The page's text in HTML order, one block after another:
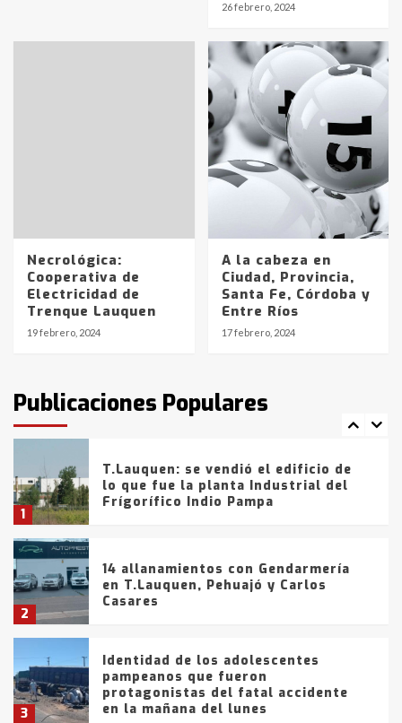
26 febrero, 2024
Necrológica:
Cooperativa de
Electricidad de
Trenque Lauquen
19 febrero, 2024
A la cabeza en
Ciudad, Provincia,
Santa Fe, Córdoba y
Entre Ríos
17 febrero, 2024
Publicaciones Populares
en la mañana del lunes
Accidente en Ruta 5: falleció un
joven de Trenque Lauquen
Los precios de los combustibles en
La Pampa, desde YPF hasta Axion
La Bolsa de Cereales de Bahía
Blanca anticipa que Agosto vendrá
con lluvias y heladas, en gran parte
de la provincia
fueron detenidos por
comercialización de drogas en la
tarde del sábado
1
T.Lauquen: se vendió el edificio de
lo que fue la planta Industrial del
Frígorífico Indio Pampa
2
14 allanamientos con Gendarmería
en T.Lauquen, Pehuajó y Carlos
Casares
3
Identidad de los adolescentes
pampeanos que fueron
protagonistas del fatal accidente
en la mañana del lunes